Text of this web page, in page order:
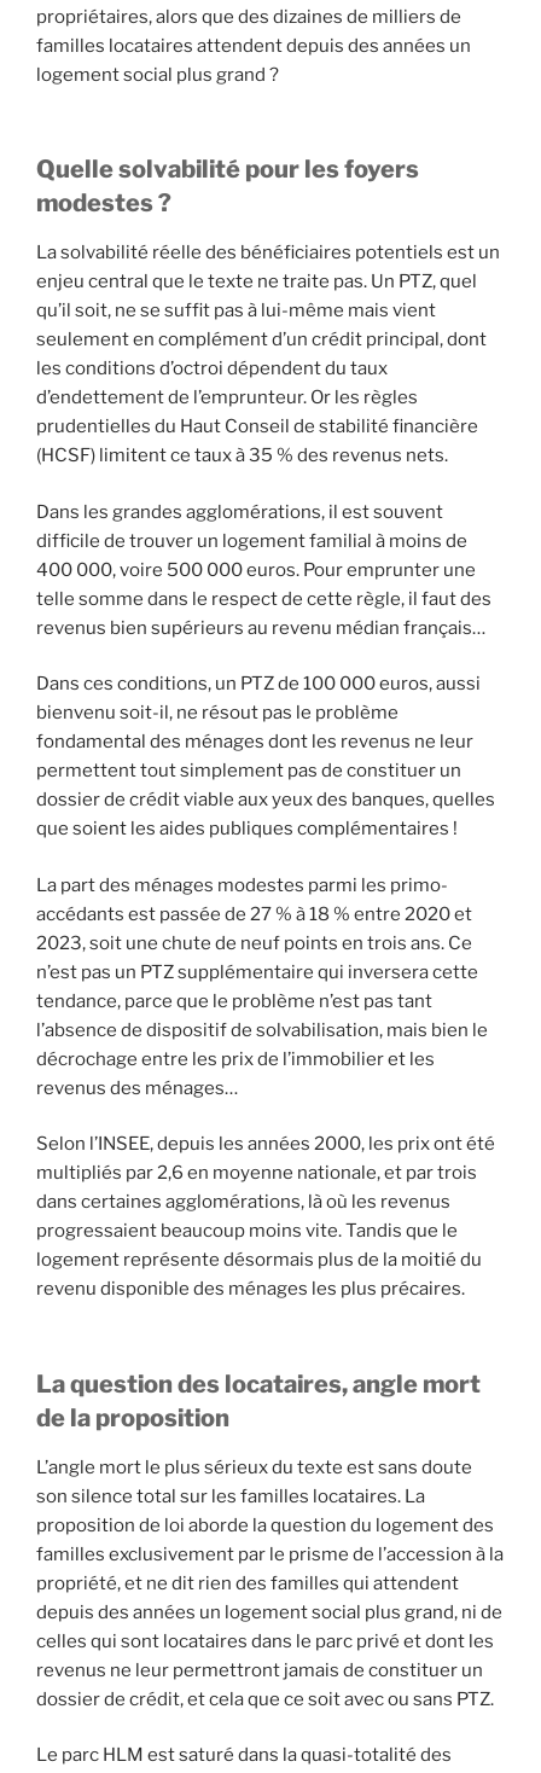
propriétaires, alors que des dizaines de milliers de
familles locataires attendent depuis des années un
logement social plus grand ?
Quelle solvabilité pour les foyers
modestes ?
La solvabilité réelle des bénéficiaires potentiels est un
enjeu central que le texte ne traite pas. Un PTZ, quel
qu’il soit, ne se suffit pas à lui-même mais vient
seulement en complément d’un crédit principal, dont
les conditions d’octroi dépendent du taux
d’endettement de l’emprunteur. Or les règles
prudentielles du Haut Conseil de stabilité financière
(HCSF) limitent ce taux à 35 % des revenus nets.
Dans les grandes agglomérations, il est souvent
difficile de trouver un logement familial à moins de
400 000, voire 500 000 euros. Pour emprunter une
telle somme dans le respect de cette règle, il faut des
revenus bien supérieurs au revenu médian français…
Dans ces conditions, un PTZ de 100 000 euros, aussi
bienvenu soit-il, ne résout pas le problème
fondamental des ménages dont les revenus ne leur
permettent tout simplement pas de constituer un
dossier de crédit viable aux yeux des banques, quelles
que soient les aides publiques complémentaires !
La part des ménages modestes parmi les primo-
accédants est passée de 27 % à 18 % entre 2020 et
2023, soit une chute de neuf points en trois ans. Ce
n’est pas un PTZ supplémentaire qui inversera cette
tendance, parce que le problème n’est pas tant
l’absence de dispositif de solvabilisation, mais bien le
décrochage entre les prix de l’immobilier et les
revenus des ménages…
Selon l’INSEE, depuis les années 2000, les prix ont été
multipliés par 2,6 en moyenne nationale, et par trois
dans certaines agglomérations, là où les revenus
progressaient beaucoup moins vite. Tandis que le
logement représente désormais plus de la moitié du
revenu disponible des ménages les plus précaires.
La question des locataires, angle mort
de la proposition
L’angle mort le plus sérieux du texte est sans doute
son silence total sur les familles locataires. La
proposition de loi aborde la question du logement des
familles exclusivement par le prisme de l’accession à la
propriété, et ne dit rien des familles qui attendent
depuis des années un logement social plus grand, ni de
celles qui sont locataires dans le parc privé et dont les
revenus ne leur permettront jamais de constituer un
dossier de crédit, et cela que ce soit avec ou sans PTZ.
Le parc HLM est saturé dans la quasi-totalité des